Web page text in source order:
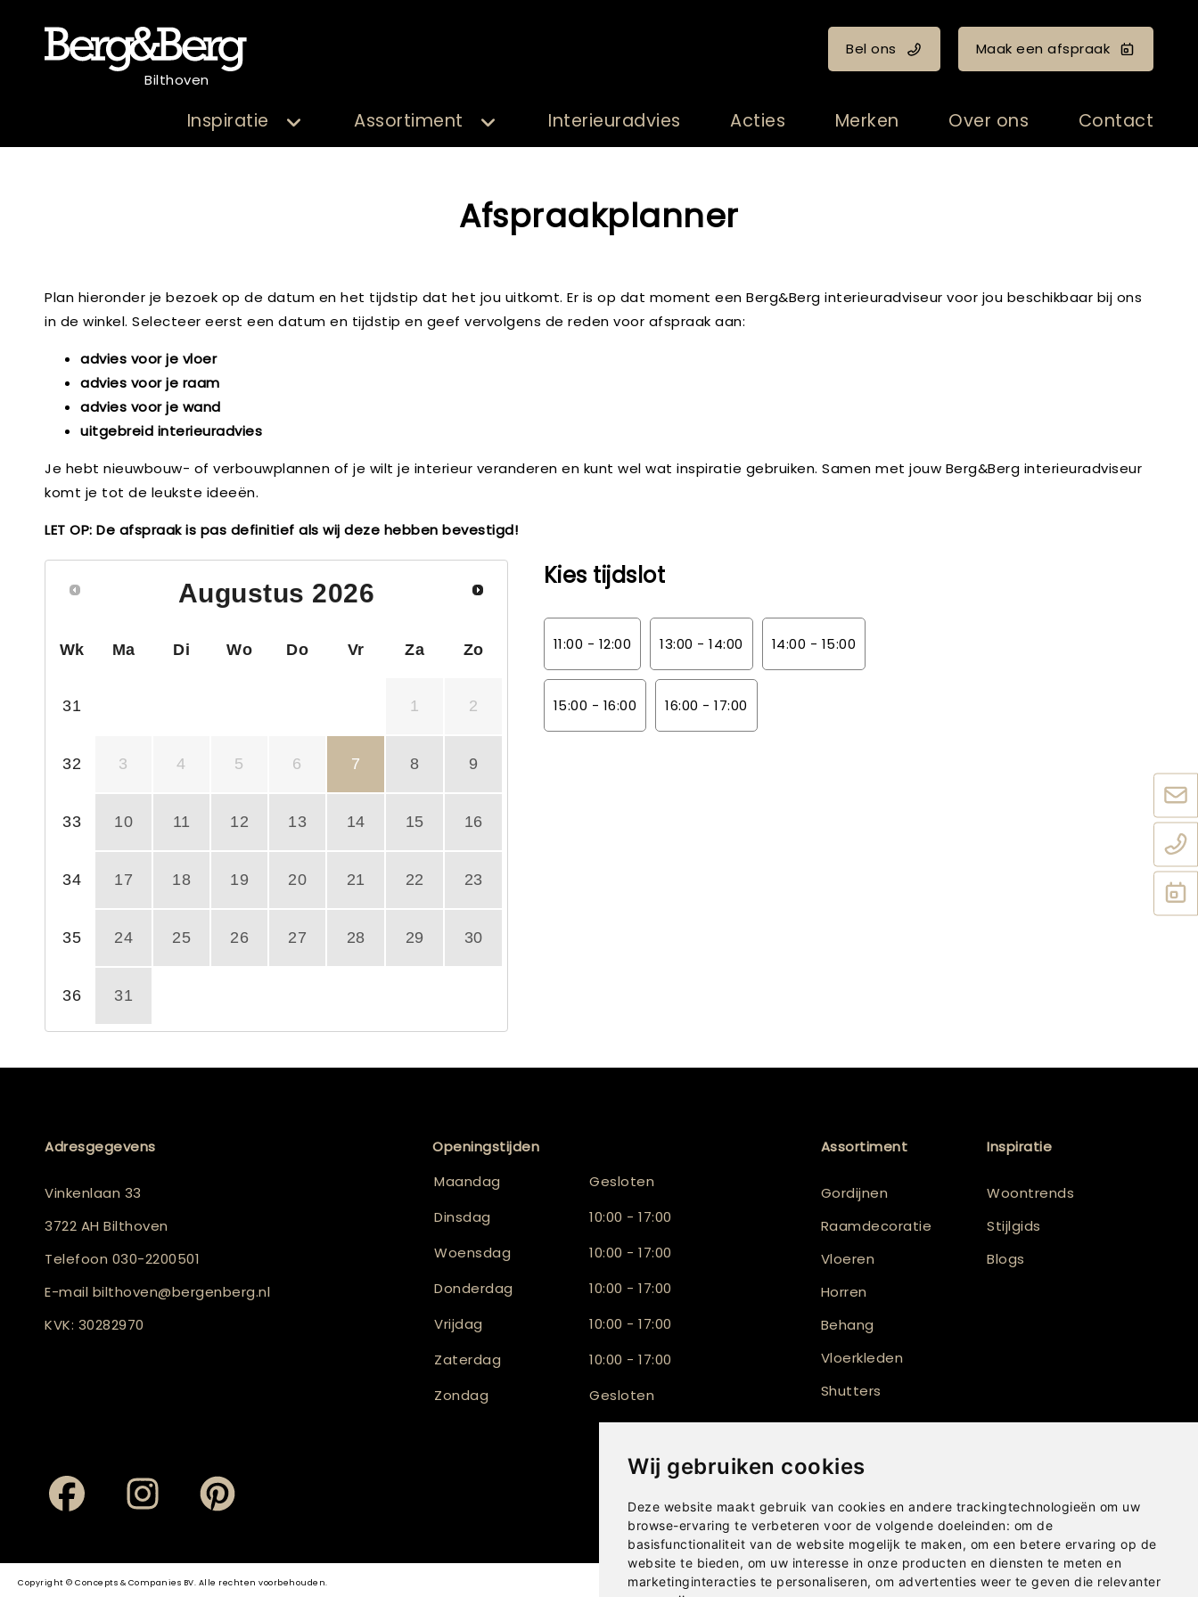
Wij gebruiken cookies
Deze website maakt gebruik van cookies en andere trackingtechnologieën om uw
browse-ervaring te verbeteren voor de volgende doeleinden: om de
basisfunctionaliteit van de website mogelijk te maken, om een betere ervaring op de
website te bieden, om uw interesse in onze producten en diensten te meten en
marketinginteracties te personaliseren, om advertenties weer te geven die relevanter
Bilthoven
Bel ons Maak een afspraak
Inspiratie Assortiment Interieuradvies Acties Merken Over ons Contact
Afspraakplanner
Plan hieronder je bezoek op de datum en het tijdstip dat het jou uitkomt. Er is op dat moment een Berg&Berg interieuradviseur voor jou beschikbaar bij ons
in de winkel. Selecteer eerst een datum en tijdstip en geef vervolgens de reden voor afspraak aan:
advies voor je vloer
advies voor je raam
advies voor je wand
uitgebreid interieuradvies
Je hebt nieuwbouw- of verbouwplannen of je wilt je interieur veranderen en kunt wel wat inspiratie gebruiken. Samen met jouw Berg&Berg interieuradviseur
komt je tot de leukste ideeën.
LET OP: De afspraak is pas definitief als wij deze hebben bevestigd!
Augustus 2026
Wk Ma Di Wo Do Vr Za Zo
31 1 2
32 3 4 5 6 7 8 9
33 10 11 12 13 14 15 16
34 17 18 19 20 21 22 23
35 24 25 26 27 28 29 30
36 31
Kies tijdslot
11:00 - 12:00 13:00 - 14:00 14:00 - 15:00
15:00 - 16:00 16:00 - 17:00
Adresgegevens
Vinkenlaan 33
3722 AH Bilthoven
Telefoon 030-2200501
E-mail bilthoven@bergenberg.nl
KVK: 30282970
Openingstijden
Maandag
Gesloten
Dinsdag
10:00 - 17:00
Woensdag
10:00 - 17:00
Donderdag
10:00 - 17:00
Vrijdag
10:00 - 17:00
Zaterdag
10:00 - 17:00
Zondag
Gesloten
Assortiment
Gordijnen
Raamdecoratie
Vloeren
Horren
Behang
Vloerkleden
Shutters
Inspiratie
Woontrends
Stijlgids
Blogs
Copyright © Concepts & Companies BV. Alle rechten voorbehouden. Privacybeleid |Disclaimer|Cookies